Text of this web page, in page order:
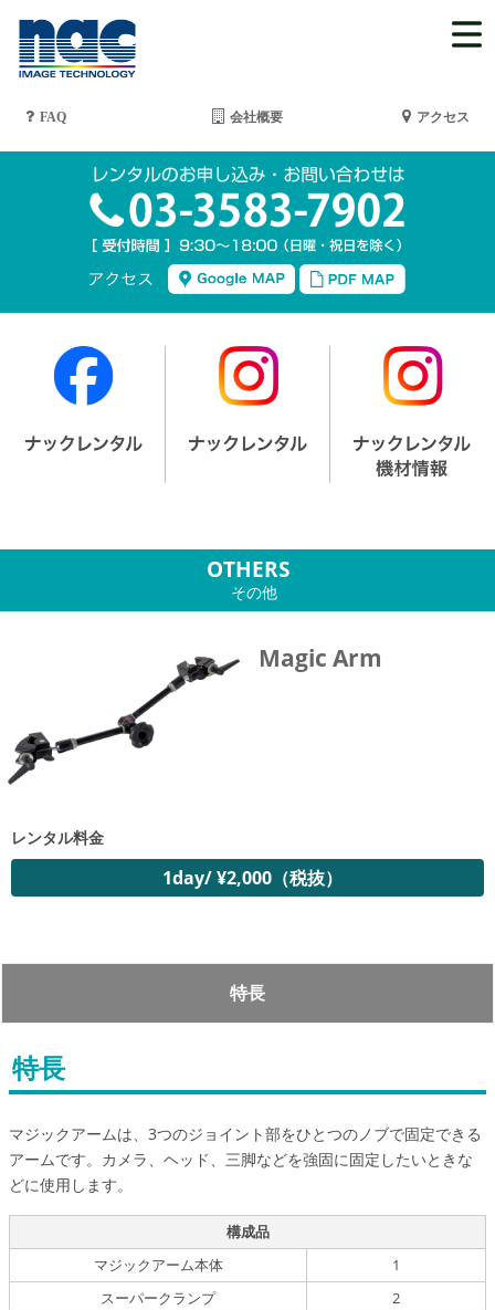
FAQ 会社概要 アクセス
OTHERS
その他
Magic Arm
レンタル料金
1day/ ¥2,000（税抜）
特長
特長
マジックアームは、3つのジョイント部をひとつのノブで固定できる
アームです。カメラ、ヘッド、三脚などを強固に固定したいときな
どに使用します。
構成品
マジックアーム本体
1
スーパークランプ
2